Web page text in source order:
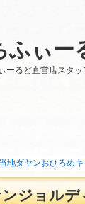
ふぃー
ーるど直営店スタ
地ダヤンおひろめ
ジョル